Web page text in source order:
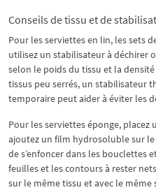
Conseils de tissu et de
Pour les serviettes en lin, les sets
utilisez un stabilisateur à déchirer
selon le poids du tissu et la
tissus peu serrés, un stabilisateur
temporaire peut aider à éviter les
Pour les serviettes éponge,
ajoutez un film hydrosoluble sur
de s’enfoncer dans les bouclettes
feuilles et les contours à rester
sur le même tissu et avec le